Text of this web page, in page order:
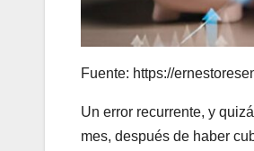
Fuente: https://
Un error recurrente, y
mes, después de haber